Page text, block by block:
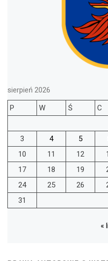
sierpień 2026
P
W Ś C
3
4 5
10
11 12
17
18 19
24
25 26
31
«